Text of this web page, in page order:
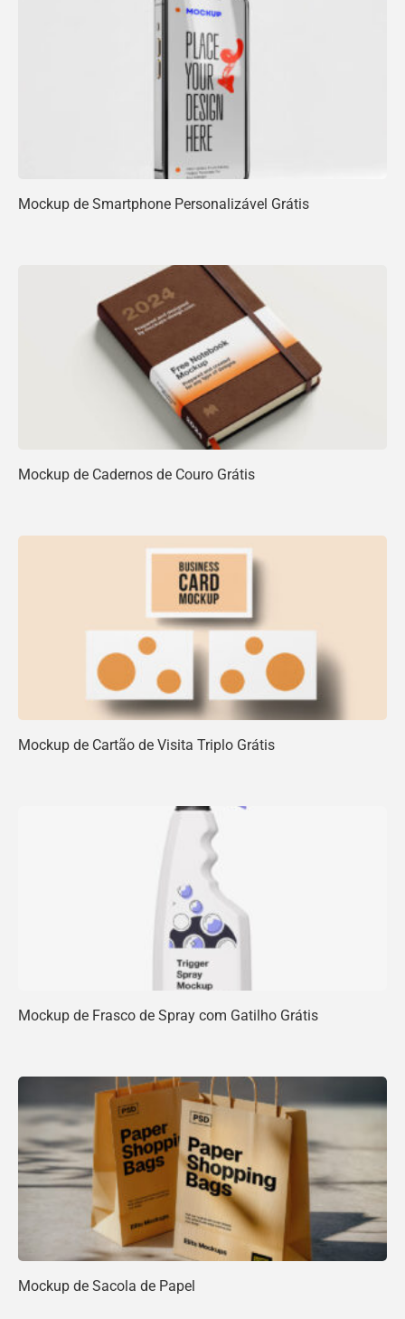
Mockup de Smartphone Personalizável Grátis
Mockup de Cadernos de Couro Grátis
Mockup de Cartão de Visita Triplo Grátis
Mockup de Frasco de Spray com Gatilho Grátis
Mockup de Sacola de Papel